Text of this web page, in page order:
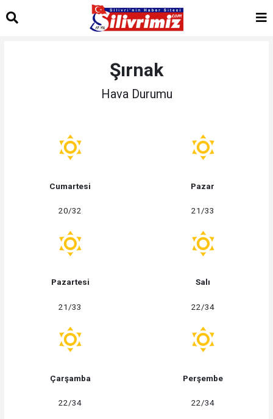
Şırnak
Hava Durumu
Cumartesi
20/32
Pazar
21/33
Pazartesi
21/33
Salı
22/34
Çarşamba
22/34
Perşembe
22/34